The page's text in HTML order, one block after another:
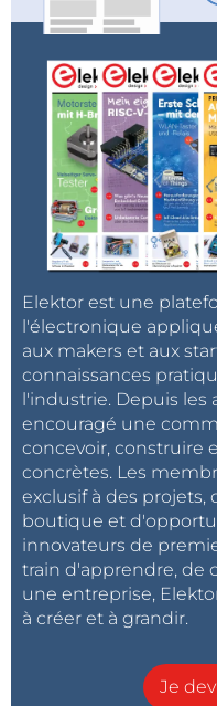
Elektor est une
l'électronique
aux makers et aux
connaissances
l'industrie. Depuis les
encouragé une
concevoir, construire
concrètes. Les
exclusif à des
boutique et
innovateurs de
train d'apprendre, de
une entreprise,
à créer et à grandir.
Je